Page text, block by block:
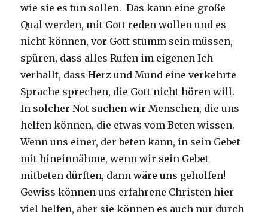
wie sie es tun sollen. Das kann eine große
Qual werden, mit Gott reden wollen und es
nicht können, vor Gott stumm sein müssen,
spüren, dass alles Rufen im eigenen Ich
verhallt, dass Herz und Mund eine verkehrte
Sprache sprechen, die Gott nicht hören will.
In solcher Not suchen wir Menschen, die uns
helfen können, die etwas vom Beten wissen.
Wenn uns einer, der beten kann, in sein Gebet
mit hineinnähme, wenn wir sein Gebet
mitbeten dürften, dann wäre uns geholfen!
Gewiss können uns erfahrene Christen hier
viel helfen, aber sie können es auch nur durch